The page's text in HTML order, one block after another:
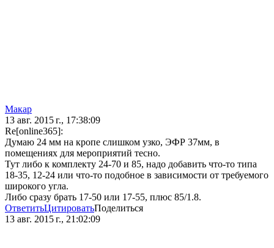
Макар
13 авг. 2015 г., 17:38:09
Re[online365]:
Думаю 24 мм на кропе слишком узко, ЭФР 37мм, в
помещениях для мероприятий тесно.
Тут либо к комплекту 24-70 и 85, надо добавить что-то типа
18-35, 12-24 или что-то подобное в зависимости от требуемого
широкого угла.
Либо сразу брать 17-50 или 17-55, плюс 85/1.8.
ОтветитьЦитироватьПоделиться
13 авг. 2015 г., 21:02:09